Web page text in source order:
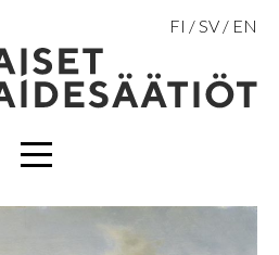
FI SV EN
VALIKKO